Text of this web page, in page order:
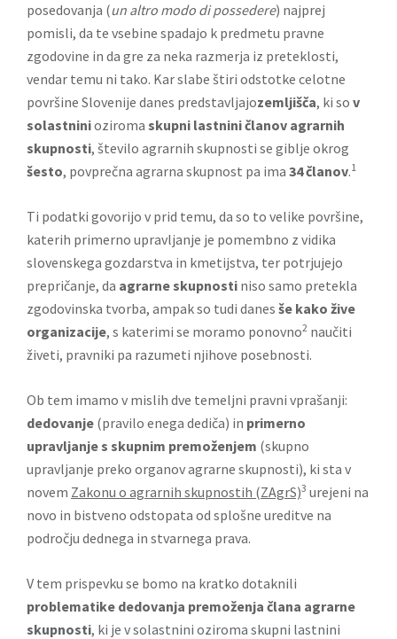
posedovanja (un altro modo di possedere) najprej
pomisli, da te vsebine spadajo k predmetu pravne
zgodovine in da gre za neka razmerja iz preteklosti,
vendar temu ni tako. Kar slabe štiri odstotke celotne
površine Slovenije danes predstavljajozemljišča, ki so v
solastninioziroma skupni lastnini članov agrarnih
skupnosti, število agrarnih skupnosti se giblje okrog
šesto, povprečna agrarna skupnost pa ima 34 članov.1
Ti podatki govorijo v prid temu, da so to velike površine,
katerih primerno upravljanje je pomembno z vidika
slovenskega gozdarstva in kmetijstva, ter potrjujejo
prepričanje, da agrarne skupnosti niso samo pretekla
zgodovinska tvorba, ampak so tudi danes še kako žive
organizacije, s katerimi se moramo ponovno2 naučiti
živeti, pravniki pa razumeti njihove posebnosti.
Ob tem imamo v mislih dve temeljni pravni vprašanji:
dedovanje (pravilo enega dediča) in primerno
upravljanje s skupnim premoženjem (skupno
upravljanje preko organov agrarne skupnosti), ki sta v
novem Zakonu o agrarnih skupnostih (ZAgrS)3 urejeni na
novo in bistveno odstopata od splošne ureditve na
področju dednega in stvarnega prava.
V tem prispevku se bomo na kratko dotaknili
problematike dedovanja premoženja člana agrarne
skupnosti, ki je v solastnini oziroma skupni lastnini